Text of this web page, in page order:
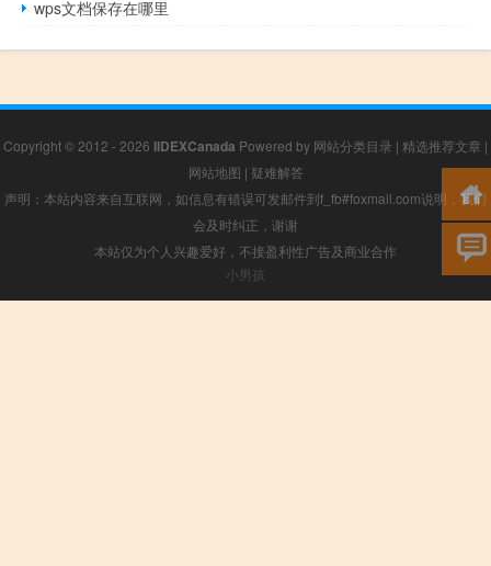
wps文档保存在哪里
Copyright © 2012 - 2026 IIDEXCanada Powered by 网站分类目录 | 精选推荐文章 |
网站地图 | 疑难解答
声明：本站内容来自互联网，如信息有错误可发邮件到f_fb#foxmail.com说明，我们
会及时纠正，谢谢
本站仅为个人兴趣爱好，不接盈利性广告及商业合作
小男孩